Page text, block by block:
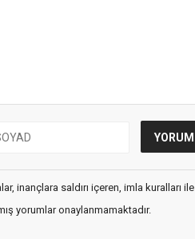
inançlara saldırı içeren, imla kuralları ile
yorumlar onaylanmamaktadır.